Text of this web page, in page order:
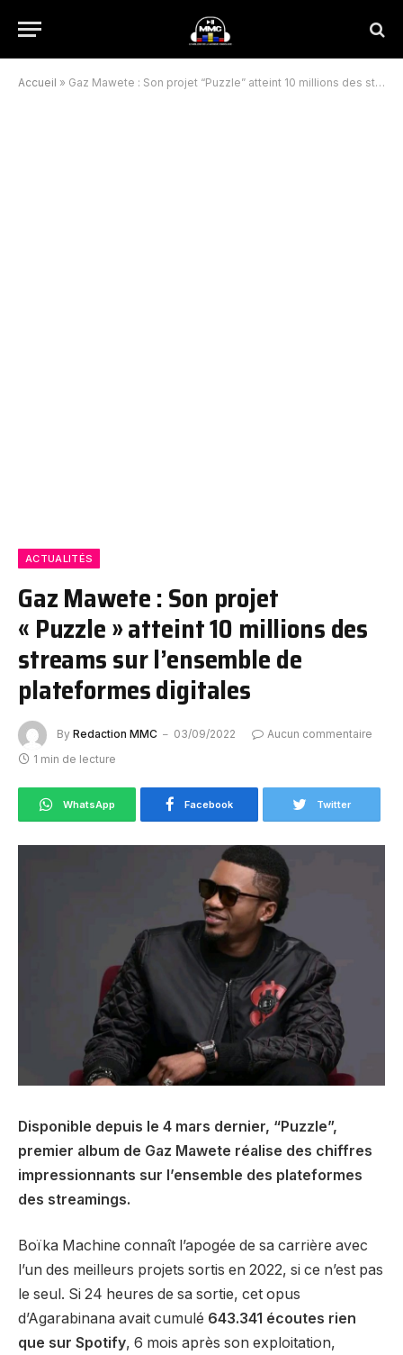
Accueil » Gaz Mawete : Son projet “Puzzle” atteint 10 millions des streams sur l’ensemble de plateformes digitales
ACTUALITÉS
Gaz Mawete : Son projet
« Puzzle » atteint 10 millions des
streams sur l’ensemble de
plateformes digitales
By Redaction MMC 03/09/2022
Aucun commentaire
1 min de lecture
WhatsApp Facebook Twitter
Disponible depuis le 4 mars dernier, “Puzzle”,
premier album de Gaz Mawete réalise des chiffres
impressionnants sur l’ensemble des plateformes
des streamings.
Boïka Machine connaît l’apogée de sa carrière avec
l’un des meilleurs projets sortis en 2022, si ce n’est pas
le seul. Si 24 heures de sa sortie, cet opus
d’Agarabinana avait cumulé 643.341 écoutes rien
que sur Spotify, 6 mois après son exploitation,